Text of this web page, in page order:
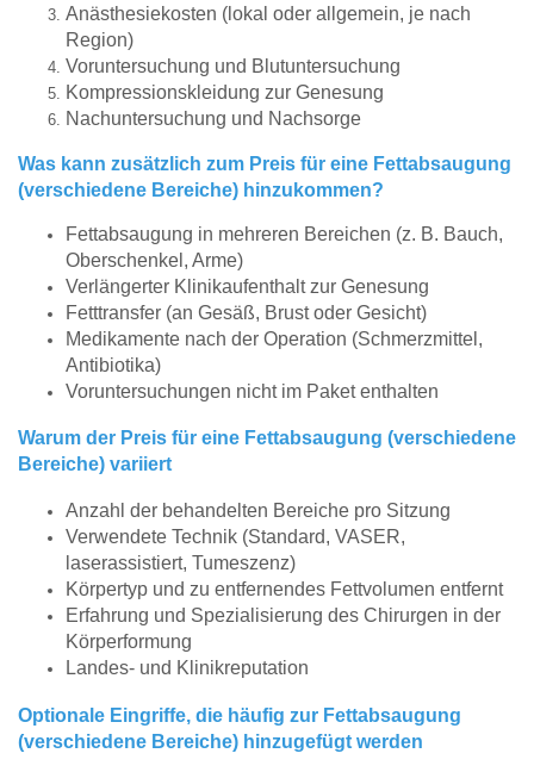
Anästhesiekosten (lokal oder allgemein, je nach
Region)
Voruntersuchung und Blutuntersuchung
Kompressionskleidung zur Genesung
Nachuntersuchung und Nachsorge
Was kann zusätzlich zum Preis für eine Fettabsaugung
(verschiedene Bereiche) hinzukommen?
Fettabsaugung in mehreren Bereichen (z. B. Bauch,
Oberschenkel, Arme)
Verlängerter Klinikaufenthalt zur Genesung
Fetttransfer (an Gesäß, Brust oder Gesicht)
Medikamente nach der Operation (Schmerzmittel,
Antibiotika)
Voruntersuchungen nicht im Paket enthalten
Warum der Preis für eine Fettabsaugung (verschiedene
Bereiche) variiert
Anzahl der behandelten Bereiche pro Sitzung
Verwendete Technik (Standard, VASER,
laserassistiert, Tumeszenz)
Körpertyp und zu entfernendes Fettvolumen entfernt
Erfahrung und Spezialisierung des Chirurgen in der
Körperformung
Landes- und Klinikreputation
Optionale Eingriffe, die häufig zur Fettabsaugung
(verschiedene Bereiche) hinzugefügt werden